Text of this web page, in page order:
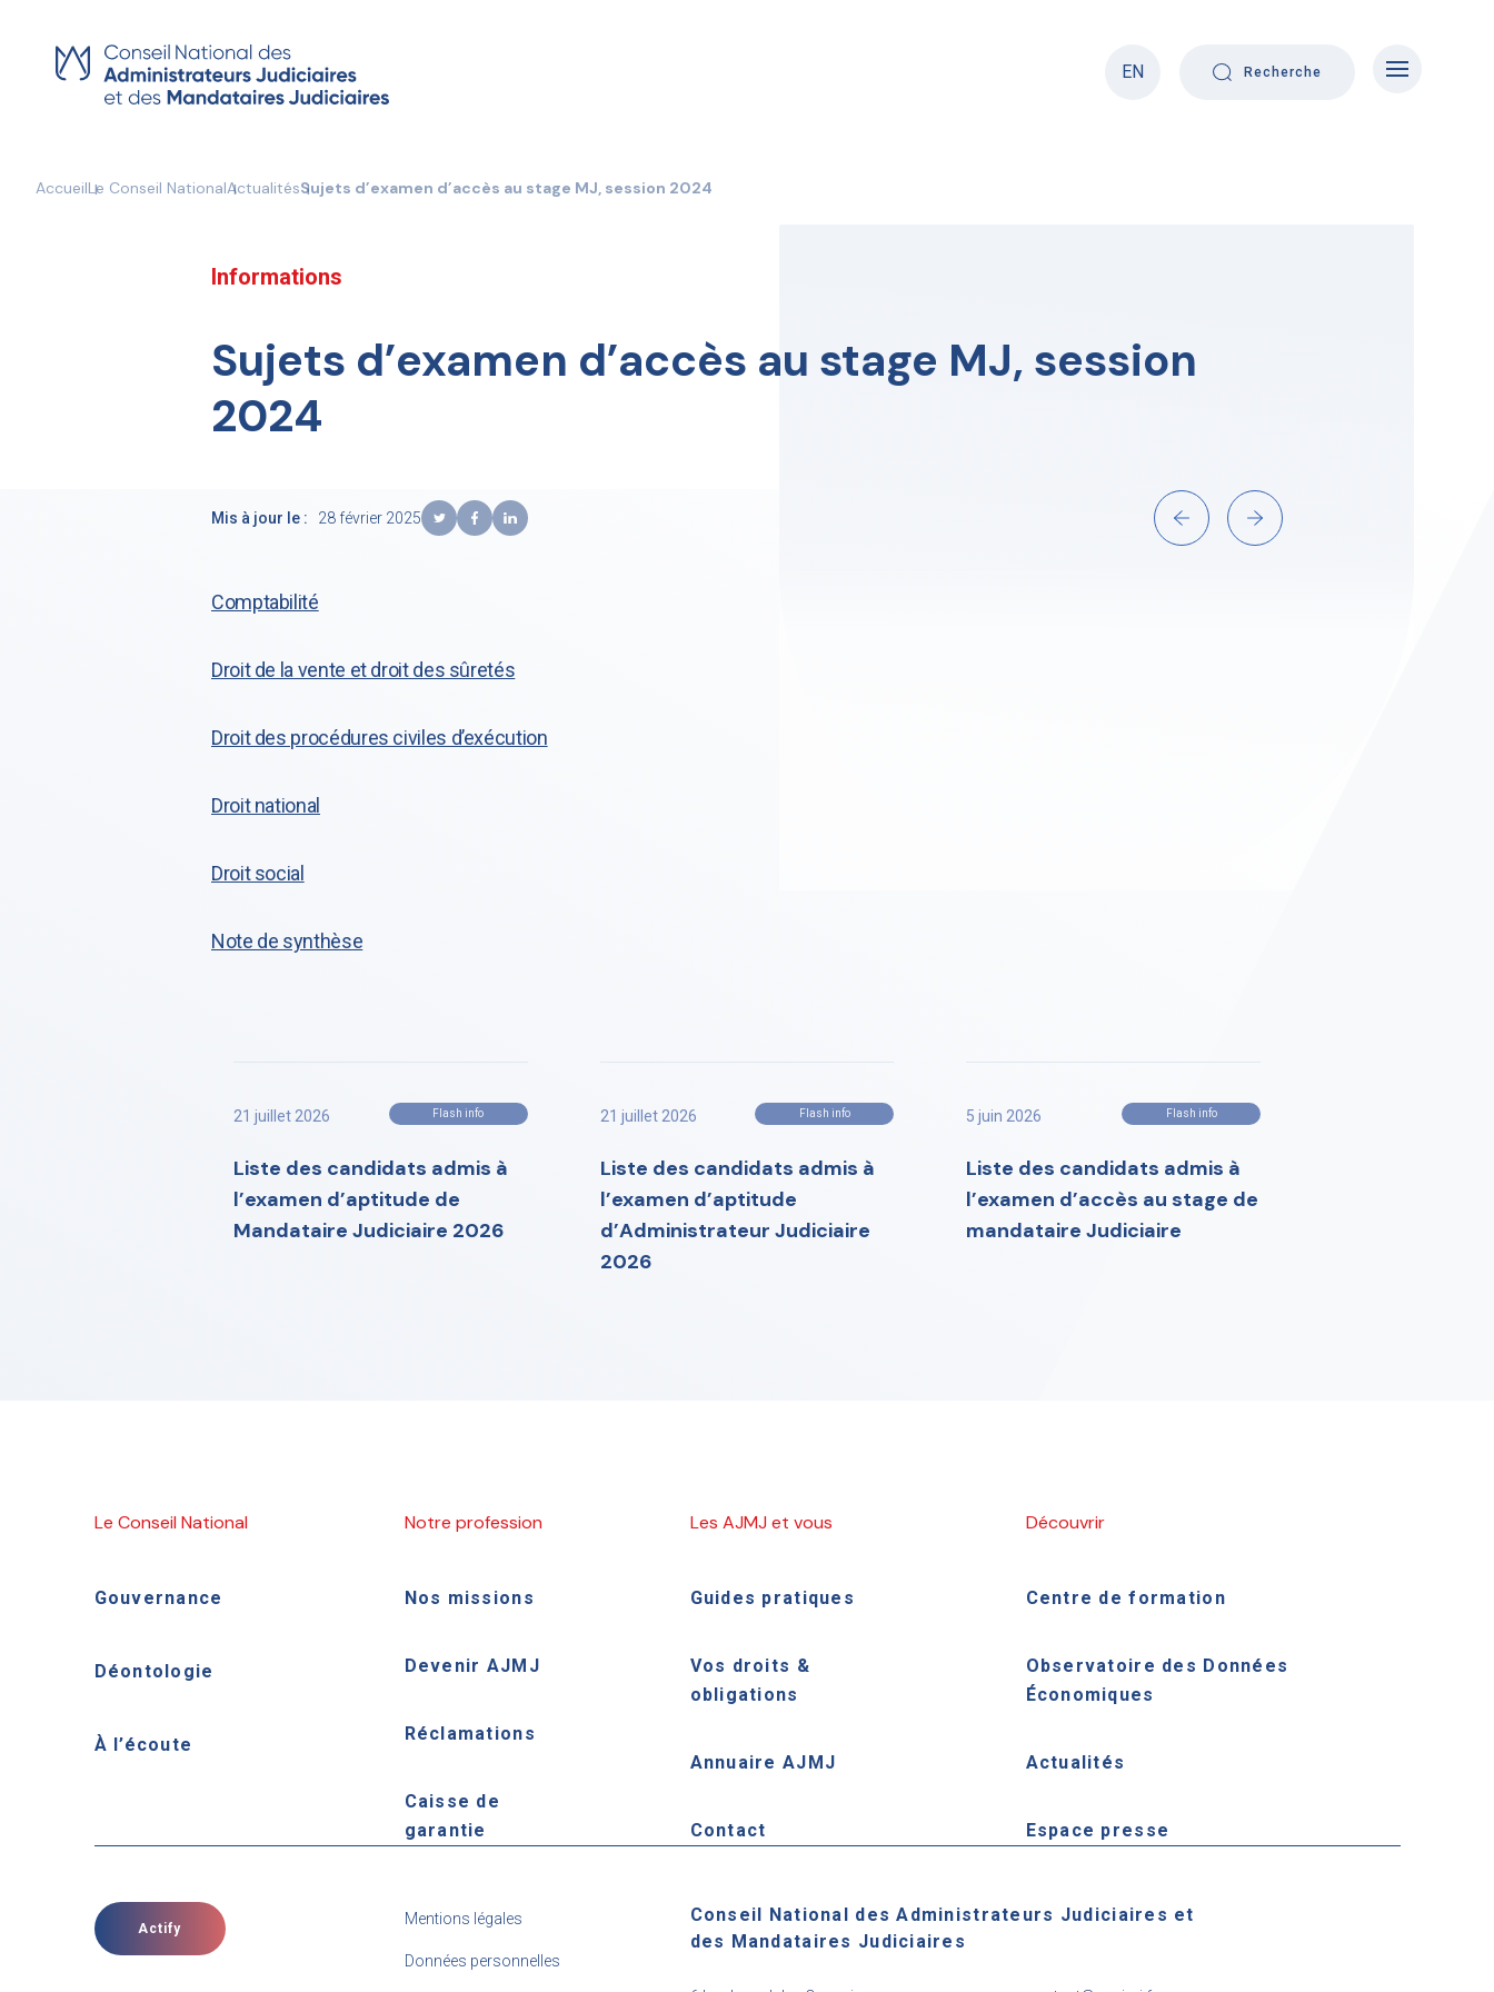
content
EN
Recherche
AccueilLe Conseil NationalActualitésSujets d’examen d’accès au stage MJ, session 2024
Informations
Sujets d’examen d’accès au stage MJ, session
2024
Mis à jour le : 28 février 2025
Comptabilité
Droit de la vente et droit des sûretés
Droit des procédures civiles d’exécution
Droit national
Droit social
Note de synthèse
21 juillet 2026 Flash info
Liste des candidats admis à
l’examen d’aptitude de
Mandataire Judiciaire 2026
21 juillet 2026 Flash info
Liste des candidats admis à
l’examen d’aptitude
d’Administrateur Judiciaire
2026
5 juin 2026 Flash info
Liste des candidats admis à
l’examen d’accès au stage de
mandataire Judiciaire
Le Conseil National
Gouvernance
Déontologie
À l’écoute
Notre profession
Nos missions
Devenir AJMJ
Réclamations
Caisse de
garantie
Les AJMJ et vous
Guides pratiques
Vos droits &
obligations
Annuaire AJMJ
Contact
Découvrir
Centre de formation
Observatoire des Données
Économiques
Actualités
Espace presse
Actify
Mentions légales
Données personnelles
Conseil National des Administrateurs Judiciaires et
des Mandataires Judiciaires